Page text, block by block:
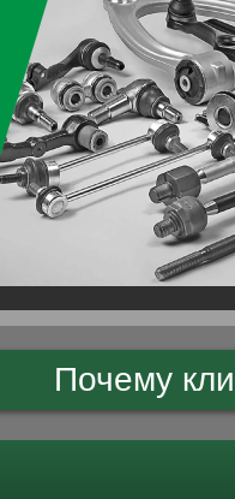
Почему